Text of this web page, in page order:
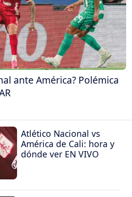
ante América? Polémica
Atlético Nacional vs
América de Cali: hora y
dónde ver EN VIVO